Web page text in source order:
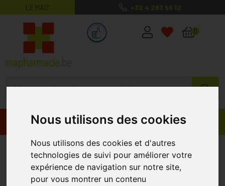
Nous utilisons des cookies
Nous utilisons des cookies et d'autres
technologies de suivi pour améliorer votre
expérience de navigation sur notre site,
pour vous montrer un contenu
LE MAG’ +32 4 263 56 12
MaPharmacie.be ma santé, mes
0
Promos Produits
Sjankara Verlvet Skin Crème
Jour 50ml
SJANKARA